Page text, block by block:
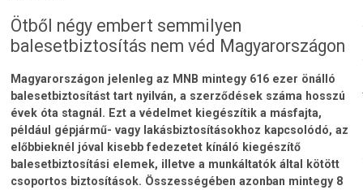
Ötből négy embert semmilyen
balesetbiztosítás nem véd Magyarországon
Magyarországon jelenleg az MNB mintegy 616 ezer önálló
balesetbiztosítást tart nyilván, a szerződések száma hosszú
évek óta stagnál. Ezt a védelmet kiegészítik a másfajta,
például gépjármű- vagy lakásbiztosításokhoz kapcsolódó, az
előbbieknél jóval kisebb fedezetet kínáló kiegészítő
balesetbiztosítási elemek, illetve a munkáltatók által kötött
csoportos biztosítások. Összességében azonban mintegy 8